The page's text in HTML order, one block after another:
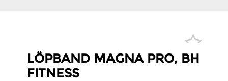
LÖPBAND MAGNA PRO, BH
FITNESS